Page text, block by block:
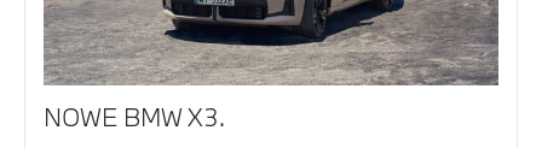
NOWE BMW X3.